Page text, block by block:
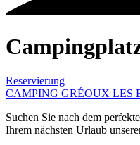
Reservierung
CAMPING GRÉOUX LES
Suchen Sie nach dem
Ihrem nächsten Urlaub